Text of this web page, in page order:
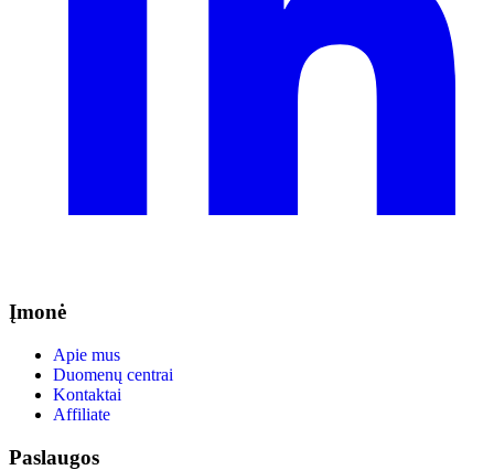
Įmonė
Apie mus
Duomenų centrai
Kontaktai
Affiliate
Paslaugos